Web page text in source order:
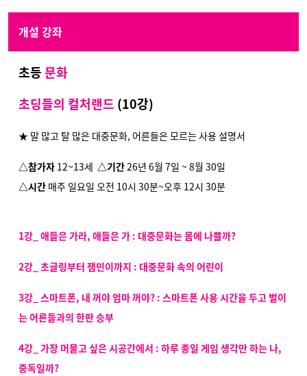
개설 강좌
초등문화
초딩들의 컬처랜드 (10강)
★ 말 많고 탈 많은 대중문화, 어른들은 모르는 사용 설명서
△참가자 12~13세 △기간26년 6월 7일 ~ 8월 30일
△시간 매주 일요일 오전 10시 30분~오후 12시 30분
1강_ 애들은 가라, 애들은 가 : 대중문화는 몸에 나쁠까?
2강_ 초글링부터 잼민이까지 : 대중문화 속의 어린이
3강_ 스마트폰, 내 꺼야 엄마 꺼야? : 스마트폰 사용 시간을 두고 벌이
는 어른들과의 한판 승부
4강_ 가장 머물고 싶은 시공간에서 : 하루 종일 게임 생각만 하는 나,
중독일까?